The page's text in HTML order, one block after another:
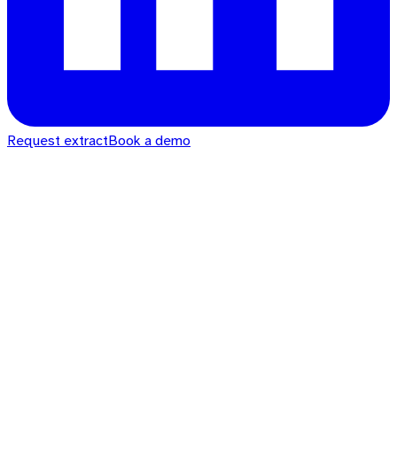
Request extractBook a demo